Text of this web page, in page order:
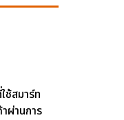
ช้สมาร์ท
ผ่านการ